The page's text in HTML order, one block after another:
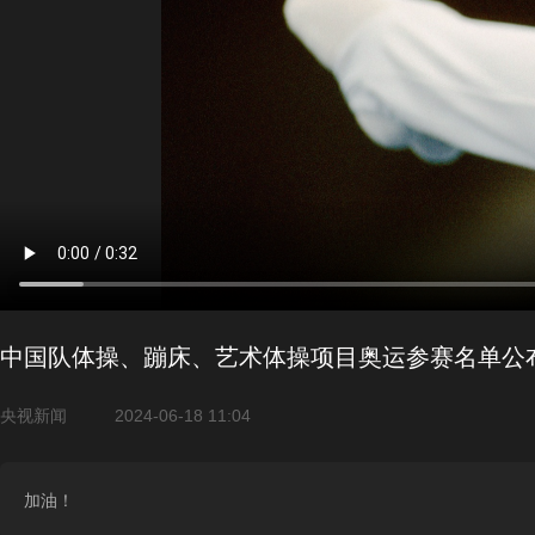
中国队体操、蹦床、艺术体操项目奥运参赛名单公
央视新闻 2024-06-18 11:04
加油！